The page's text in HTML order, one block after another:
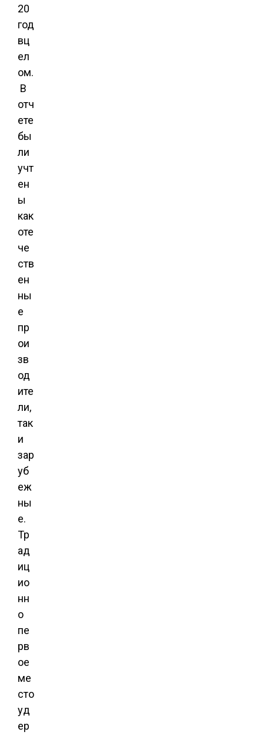
20
год
вц
ел
ом.
В
отч
ете
бы
ли
учт
ен
ы
как
оте
че
ств
ен
ны
е
пр
ои
зв
од
ите
ли,
так
и
зар
уб
еж
ны
е.
Тр
ад
иц
ио
нн
о
пе
рв
ое
ме
сто
уд
ер